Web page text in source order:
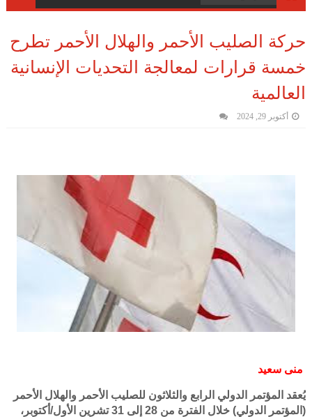
حركة الصليب الأحمر والهلال الأحمر تطرح
خمسة قرارات لمعالجة التحديات الإنسانية
العالمية
أكتوبر 29, 2024
منى سعيد
يُعقد المؤتمر الدولي الرابع والثلاثون للصليب الأحمر والهلال الأحمر
(المؤتمر الدولي) خلال الفترة من 28 إلى 31 تشرين الأول/أكتوبر،